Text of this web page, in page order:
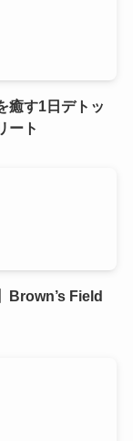
癒す1日デトッ
ート
Brown’s Field